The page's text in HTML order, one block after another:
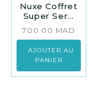
Nuxe Coffret
Super Ser...
700.00 MAD
AJOUTER AU
PANIER